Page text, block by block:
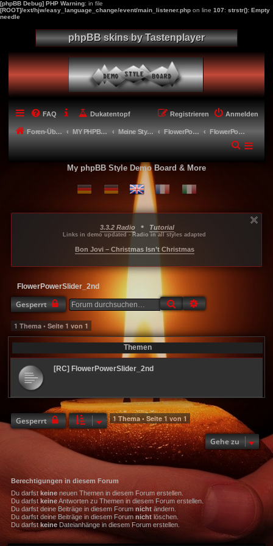
[phpBB Debug] PHP Warning: in file
[ROOT]/ext/hjw/easy_language_change/event/main_listener.php on line 107: strstr(): Empty
needle
phpBB skins by Tastenplayer
FAQ Dukatentopf Anmelden
Registrieren
Foren-Übersicht MY PHPBB 3.3.X STYLES Meine Styles - My style creations FlowerPower FlowerPowerSlider_2nd
My phpBB Style Demo Board & More
3.3.2 Radio • Tutorial
Links in demo updated - Radio in all styles adapted
Bon Jovi – Christmas Isn’t Christmas
FlowerPowerSlider_2nd
Gesperrt Suche
1 Thema • Seite 1 von 1
Themen
[RC] FlowerPowerSlider_2nd
Gesperrt 1 Thema • Seite 1 von1
Gehe zu
Berechtigungen in diesem Forum
Du darfst keineneuen Themen in diesem Forum erstellen.
Du darfst keineAntworten zu Themen in diesem Forum erstellen.
Du darfst deine Beiträge in diesem Forum nichtändern.
Du darfst deine Beiträge in diesem Forum nichtlöschen.
Du darfstkeineDateianhänge in diesem Forum erstellen.